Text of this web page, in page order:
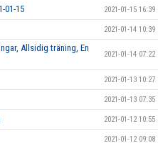
01-15 2021-01-15 16:39
2021-01-14 10:39
Allsidig träning, En
2021-01-14 07:22
2021-01-13 10:27
2021-01-13 07:35
2021-01-12 10:55
2021-01-12 09:08